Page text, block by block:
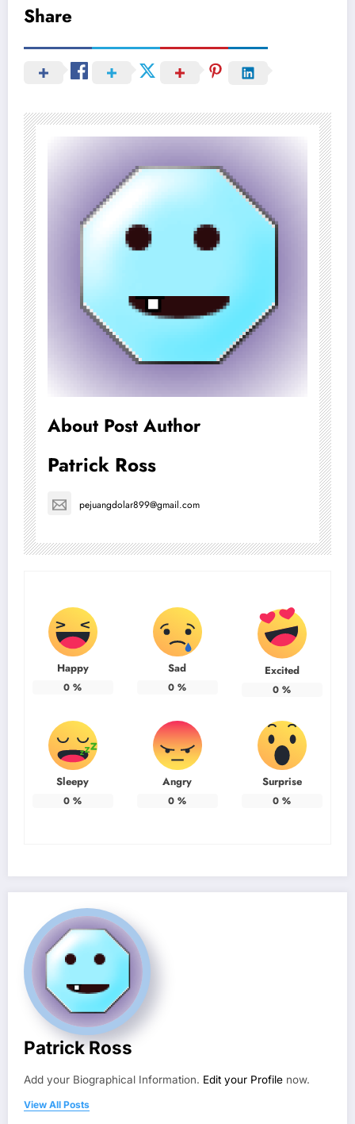
Share
About Post Author
Patrick Ross
pejuangdolar899@gmail.com
Happy
0 %
Sad
0 %
Excited
0 %
Sleepy
0 %
Angry
0 %
Surprise
0 %
Patrick Ross
Add your Biographical Information. Edit your Profile now.
View All Posts